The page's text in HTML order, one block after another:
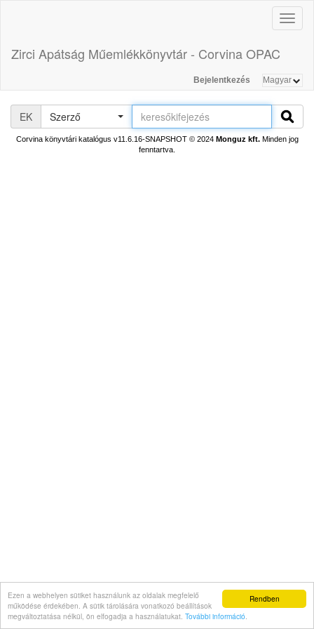
Rendben
Ezen a webhelyen sütiket használunk az oldalak megfelelő
működése érdekében. A sütik tárolására vonatkozó beállítások
megváltoztatása nélkül, ön elfogadja a használatukat. További információ.
Zirci Apátság Műemlékkönyvtár - Corvina OPAC
Bejelentkezés
EK Szerző
Corvina könyvtári katalógus v11.6.16-SNAPSHOT© 2024 Monguz kft.Minden jog
fenntartva.